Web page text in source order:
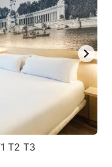
T2 T3